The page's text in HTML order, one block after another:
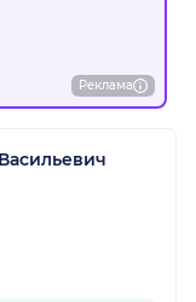
Реклама